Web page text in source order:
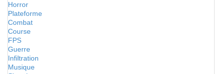
Horror
Plateforme
Combat
Course
FPS
Guerre
Infiltration
Musique